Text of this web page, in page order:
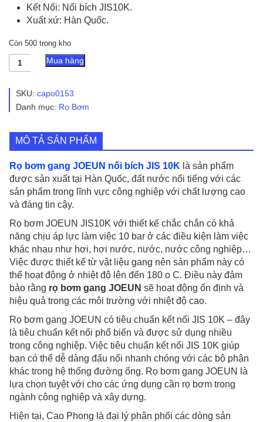
Kết Nối: Nối bích JIS10K.
Xuất xứ: Hàn Quốc.
Còn 500 trong kho
Rọ
Bơm
JOEUN
Bích
10K
số
lượng
Mua hàng
SKU: capo0153
Danh mục: Rọ Bơm
MÔ TẢ SẢN PHẨM
Rọ bơm gang JOEUN nối bích JIS 10K là sản phẩm
được sản xuất tại Hàn Quốc, đất nước nổi tiếng với các
sản phẩm trong lĩnh vực công nghiệp với chất lượng cao
và đáng tin cậy.
Rọ bơm JOEUN JIS10K với thiết kế chắc chắn có khả
năng chịu áp lực làm việc 10 bar ở các điều kiện làm việc
khác nhau như hơi, hơi nước, nước, nước công nghiệp…
Việc được thiết kế từ vật liệu gang nên sản phẩm này có
thể hoạt động ở nhiệt độ lên đến 180 o C. Điều này đảm
bảo rằng rọ bơm gang JOEUN sẽ hoạt động ổn định và
hiệu quả trong các môi trường với nhiệt độ cao.
Rọ bơm gang JOEUN có tiêu chuẩn kết nối JIS 10K – đây
là tiêu chuẩn kết nối phổ biến và được sử dụng nhiều
trong công nghiệp. Việc tiêu chuẩn kết nối JIS 10K giúp
bạn có thể dễ dàng đấu nối nhanh chóng với các bộ phận
khác trong hệ thống đường ống. Rọ bơm gang JOEUN là
lựa chọn tuyệt với cho các ứng dụng cần rọ bơm trong
ngành công nghiệp và xây dựng.
Hiện tại, Cao Phong là đại lý phân phối các dòng sản